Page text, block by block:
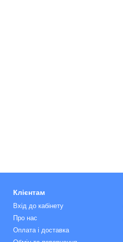
Клієнтам
Вхід до кабінету
Про нас
Оплата і доставка